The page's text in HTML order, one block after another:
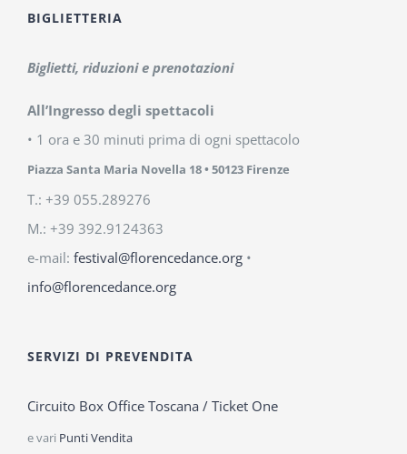
BIGLIETTERIA
Biglietti, riduzioni e prenotazioni
All’Ingresso degli spettacoli
• 1 ora e 30 minuti prima di ogni spettacolo
Piazza Santa Maria Novella 18• 50123 Firenze
T.: +39 055.289276
M.: +39 392.9124363
e-mail: festival@florencedance.org •
info@florencedance.org
SERVIZI DI PREVENDITA
Circuito Box Office Toscana / Ticket One
e vari Punti Vendita